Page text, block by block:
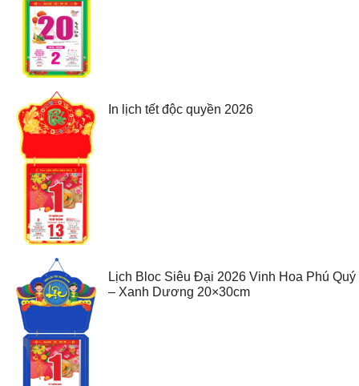
In lịch tết độc quyền 2026
Lịch Bloc Siêu Đại 2026 Vinh Hoa Phú Quý
– Xanh Dương 20×30cm